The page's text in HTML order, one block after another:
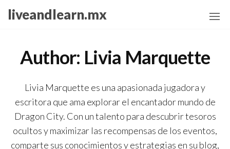
Skip
content
liveandlearn.mx
Author: Livia Marquette
Livia Marquette es una apasionada jugadora y
escritora que ama explorar el encantador mundo de
Dragon City. Con un talento para descubrir tesoros
ocultos y maximizar las recompensas de los eventos,
comparte sus conocimientos y estrategias en su blog,